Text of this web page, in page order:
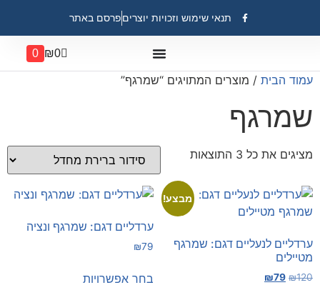
תנאי שימוש וזכויות יוצריםפרסם באתר
₪0
0
עמוד הבית / מוצרים המתויגים “שמרגף”
שמרגף
מציגים את כל ⁦3⁩ התוצאות
מבצע!
ערדליים לנעליים דגם: שמרגף
מטיילים
₪120
₪79
ערדליים דגם: שמרגף ונציה
₪79
בחר אפשרויות